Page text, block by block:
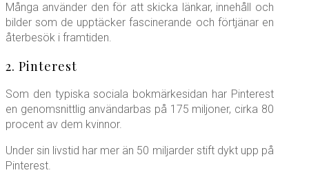
Många använder den för att skicka länkar, innehåll och
bilder som de upptäcker fascinerande och förtjänar en
återbesök i framtiden.
2. Pinterest
Som den typiska sociala bokmärkesidan har Pinterest
en genomsnittlig användarbas på 175 miljoner, cirka 80
procent av dem kvinnor.
Under sin livstid har mer än 50 miljarder stift dykt upp på
Pinterest.